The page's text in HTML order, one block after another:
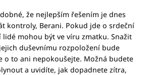
že nejlepším řešením je dnes
kontroly, Berani. Pokud jde o srdeční
mohou být ve víru zmatku. Snažit
duševnímu rozpoložení bude
o to ani nepokoušejte. Možná budete
a uvidíte, jak dopadnete zítra,